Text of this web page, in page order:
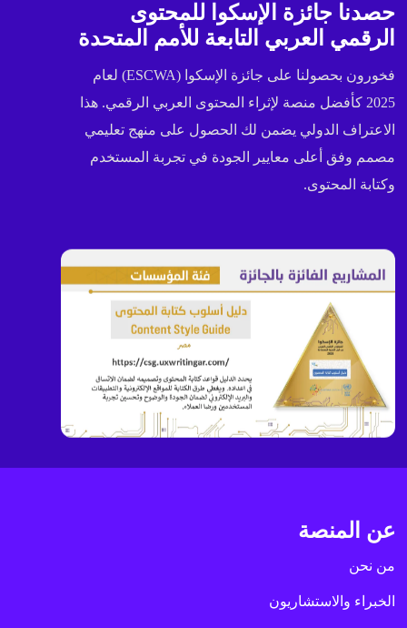
حصدنا جائزة الإسكوا للمحتوى
الرقمي العربي التابعة للأمم المتحدة
فخورون بحصولنا على جائزة الإسكوا (ESCWA) لعام
2025 كأفضل منصة لإثراء المحتوى العربي الرقمي. هذا
الاعتراف الدولي يضمن لك الحصول على منهج تعليمي
مصمم وفق أعلى معايير الجودة في تجربة المستخدم
وكتابة المحتوى.
عن المنصة
من نحن
الخبراء والاستشاريون